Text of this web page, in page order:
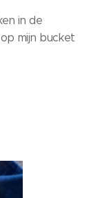
in de
mijn bucket